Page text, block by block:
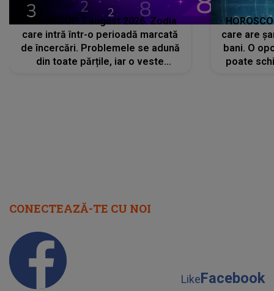
HOROSCOP 7 august 2026. Zodia
care intră într-o perioadă marcată
de încercări. Problemele se adună
din toate părțile, iar o veste
care are
bani. O
poate
CONECTEAZĂ-TE CU NOI
LikeFacebook